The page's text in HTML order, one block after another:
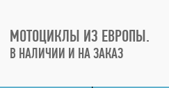
МОТОЦИКЛЫ ИЗ ЕВРОПЫ.
В НАЛИЧИИ И НА ЗАКАЗ